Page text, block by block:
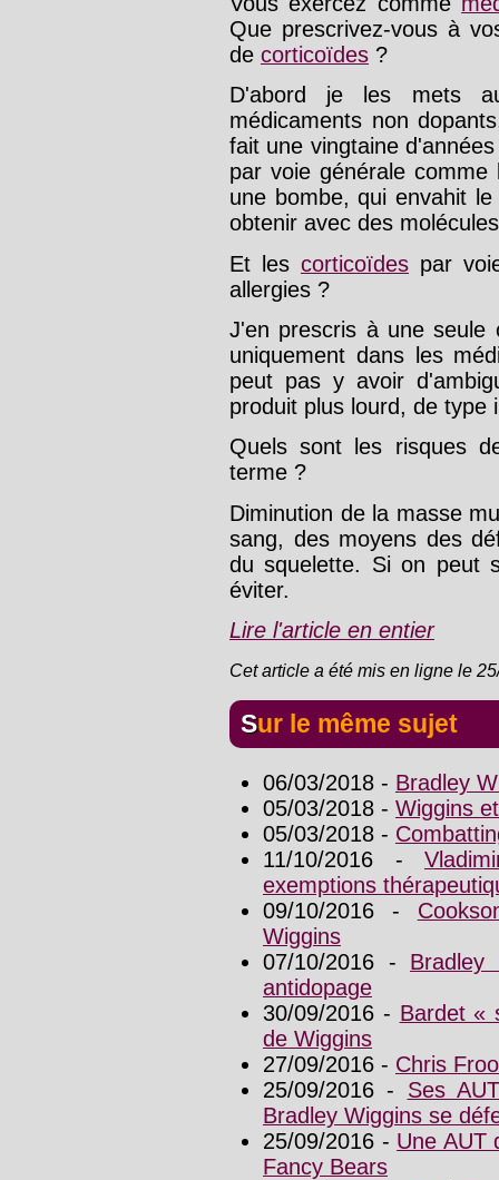
Que prescrivez-vous à
de corticoïdes ?
D'abord je les mets
médicaments non
fait une vingtaine
par voie générale
une bombe, qui envahit
obtenir avec des
Et les corticoïdes par
allergies ?
J'en prescris à une seule
uniquement dans les
peut pas y avoir
produit plus lourd, de type
Quels sont les risques
terme ?
Diminution de la masse
sang, des moyens des
du squelette. Si on peut
éviter.
Lire l'article en entier
Cet article a été mis en ligne le
Sur le même sujet
06/03/2018 - Bradley
05/03/2018 - Wiggins
05/03/2018 -
11/10/2016 -
exemptions
09/10/2016 -
Wiggins
07/10/2016 -
antidopage
30/09/2016 - Bardet «
de Wiggins
27/09/2016 - Chris
25/09/2016 - Ses
Bradley Wiggins se
25/09/2016 - Une AUT
Fancy Bears